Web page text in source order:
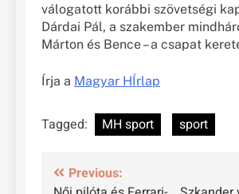
válogatott korábbi szövetségi
Dárdai Pál, a szakember
Márton és Bence – a csapat
Írja a Magyar HÍrlap
Tagged: MH sport sport
Bejegyzés
Previous: